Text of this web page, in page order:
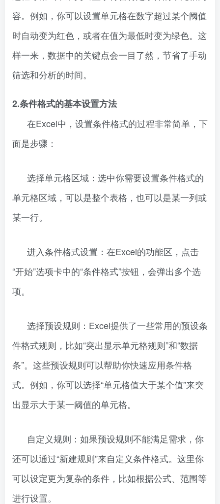
容。例如，你可以设置单元格在数字超过某个阈值
时自动变为红色，或者在值为最低时变为绿色。这
样一来，数据中的关键点会一目了然，节省了手动
筛选和分析的时间。
2.条件格式的基本设置方法
在Excel中，设置条件格式的过程非常简单，下
面是步骤：
选择单元格区域：选中你需要设置条件格式的
单元格区域，可以是整个表格，也可以是某一列或
某一行。
进入条件格式设置：在Excel的功能区，点击
“开始”选项卡中的“条件格式”按钮，会弹出多个选
项。
选择预设规则：Excel提供了一些常用的预设条
件格式规则，比如“突出显示单元格规则”和“数据
条”。这些预设规则可以帮助你快速应用条件格
式。例如，你可以选择“单元格值大于某个值”来突
出显示大于某一阈值的单元格。
自定义规则：如果预设规则不能满足需求，你
还可以通过“新建规则”来自定义条件格式。这里你
可以设定更为复杂的条件，比如根据公式、范围等
进行设置。